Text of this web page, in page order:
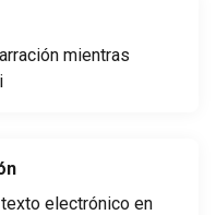
mientras
electrónico en